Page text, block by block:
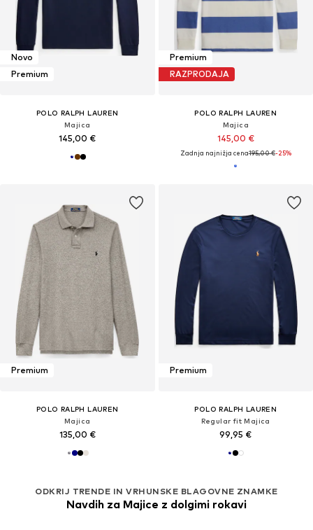
Novo
Premium
POLO RALPH LAUREN
Majica
145,00 €
Premium
RAZPRODAJA
POLO RALPH LAUREN
Majica
145,00 €
Zadnja najnižja cena195,00 €-25%
Premium
POLO RALPH LAUREN
Majica
135,00 €
ODKRIJ TRENDE IN VRHUNSKE BLAGOVNE ZNAMKE
Navdih za Majice z dolgimi rokavi
Premium
POLO RALPH LAUREN
Regular fit Majica
99,95 €